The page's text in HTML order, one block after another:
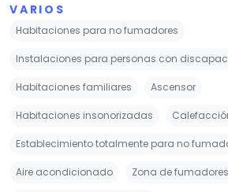
VARIOS
Habitaciones para no fumadores
Instalaciones para personas con
Habitaciones familiares Ascensor
Habitaciones insonorizadas
Establecimiento totalmente para no
Aire acondicionado Zona de fumadores